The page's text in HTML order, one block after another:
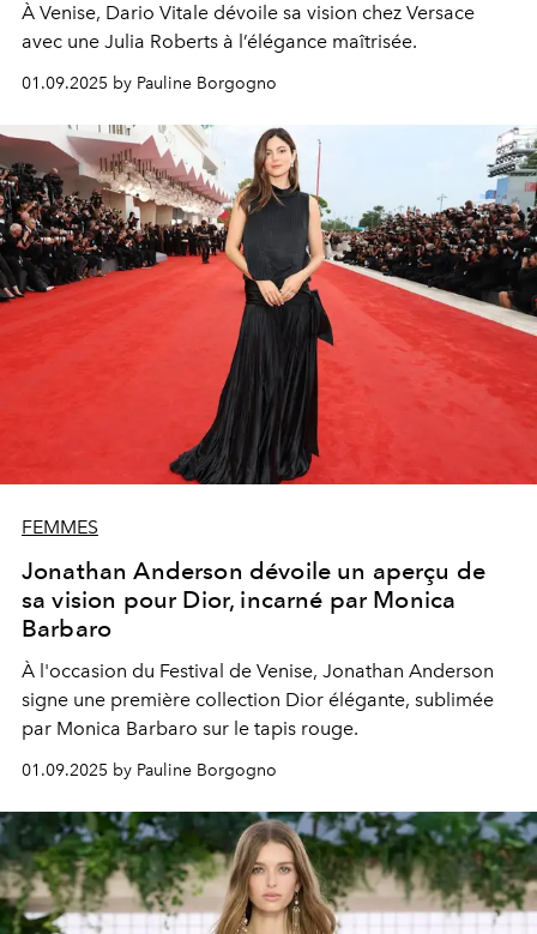
À Venise, Dario Vitale dévoile sa vision chez Versace
avec une Julia Roberts à l’élégance maîtrisée.
01.09.2025 by Pauline Borgogno
FEMMES
Jonathan Anderson dévoile un aperçu de
sa vision pour Dior, incarné par Monica
Barbaro
À l'occasion du Festival de Venise, Jonathan Anderson
signe une première collection Dior élégante, sublimée
par Monica Barbaro sur le tapis rouge.
01.09.2025 by Pauline Borgogno